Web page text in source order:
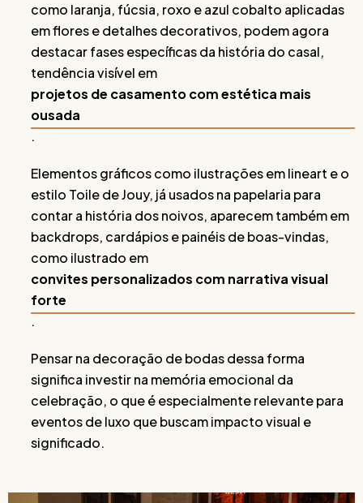
como laranja, fúcsia, roxo e azul cobalto aplicadas
em flores e detalhes decorativos, podem agora
destacar fases específicas da história do casal,
tendência visível em
projetos de casamento com estética mais
ousada
.
Elementos gráficos como ilustrações em lineart e o
estilo Toile de Jouy, já usados na papelaria para
contar a história dos noivos, aparecem também em
backdrops, cardápios e painéis de boas-vindas,
como ilustrado em
convites personalizados com narrativa visual
forte
.
Pensar na decoração de bodas dessa forma
significa investir na memória emocional da
celebração, o que é especialmente relevante para
eventos de luxo que buscam impacto visual e
significado.